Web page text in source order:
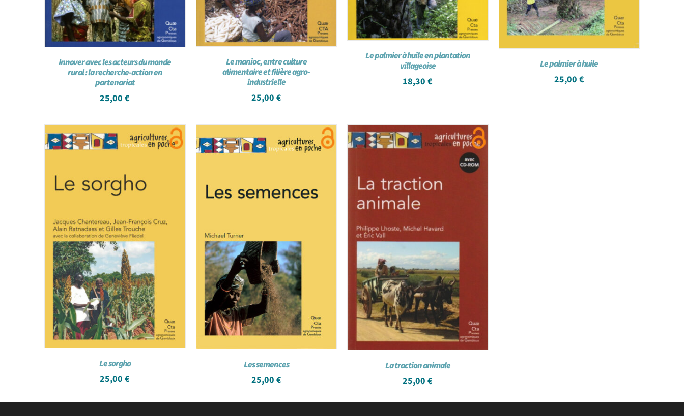
Innover avec les acteurs du monde
rural : la recherche-action en
partenariat
25,00€
Le manioc, entre culture
alimentaire et filière agro-
industrielle
25,00 €
Le palmier à huile en plantation
villageoise
18,30€
Le palmier à huile
25,00 €
Le sorgho
25,00€
Les semences
25,00 €
La traction animale
25,00€